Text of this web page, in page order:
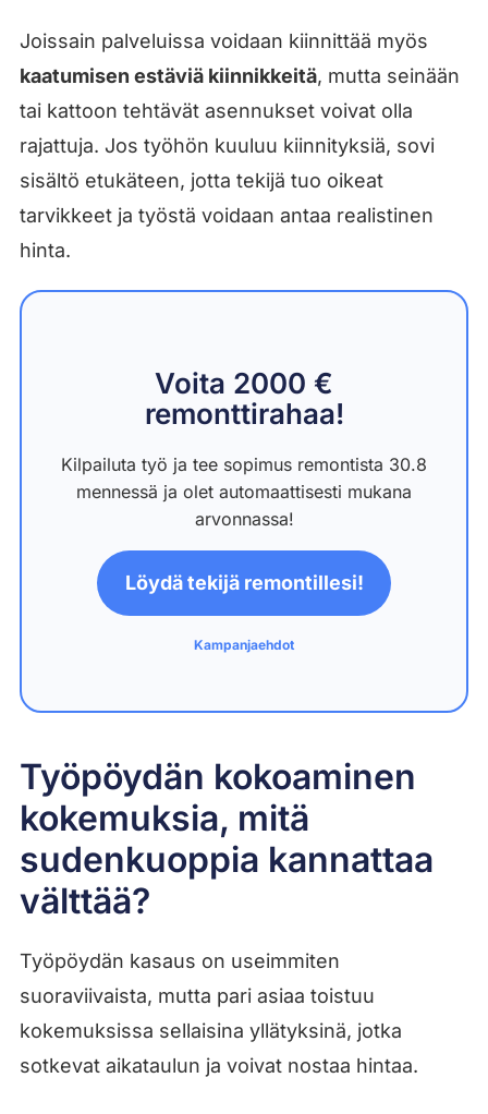
Joissain palveluissa voidaan kiinnittää myös
kaatumisen estäviä kiinnikkeitä, mutta seinään
tai kattoon tehtävät asennukset voivat olla
rajattuja. Jos työhön kuuluu kiinnityksiä, sovi
sisältö etukäteen, jotta tekijä tuo oikeat
tarvikkeet ja työstä voidaan antaa realistinen
hinta.
Voita 2000 €
remonttirahaa!
Kilpailuta työ ja tee sopimus remontista 30.8
mennessä ja olet automaattisesti mukana
arvonnassa!
Löydä tekijä remontillesi!
Kampanjaehdot
Työpöydän kokoaminen
kokemuksia, mitä
sudenkuoppia kannattaa
välttää?
Työpöydän kasaus on useimmiten
suoraviivaista, mutta pari asiaa toistuu
kokemuksissa sellaisina yllätyksinä, jotka
sotkevat aikataulun ja voivat nostaa hintaa.